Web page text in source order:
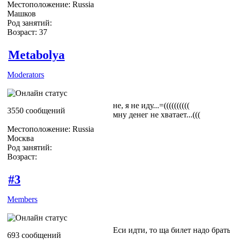
Местоположение: Russia
Машков
Род занятий:
Возраст: 37
Metabolya
Moderators
3550 сообщений
Местоположение: Russia
Москва
Род занятий:
Возраст:
не, я не иду...=((((((((((
мну денег не хватает...(((
#3
Members
693 сообщений
Еси идти, то ща билет надо брать